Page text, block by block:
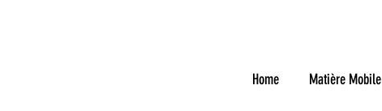
Home Matière Mobile